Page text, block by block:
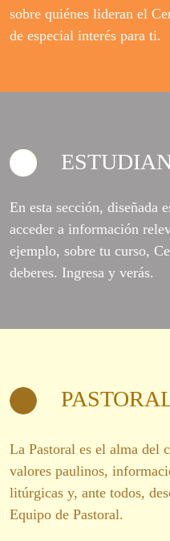
sobre quiénes lideran el
de especial interés para ti.
En esta sección, diseñada
acceder a información
ejemplo, sobre tu curso,
deberes. Ingresa y verás.
La Pastoral es el alma del
valores paulinos,
litúrgicas y, ante todos,
Equipo de Pastoral.